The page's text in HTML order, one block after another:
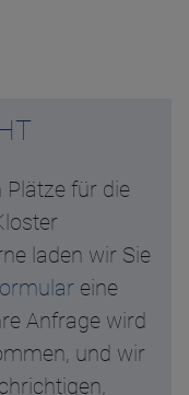
Plätze für die
laden wir Sie
eine
Anfrage wird
und wir